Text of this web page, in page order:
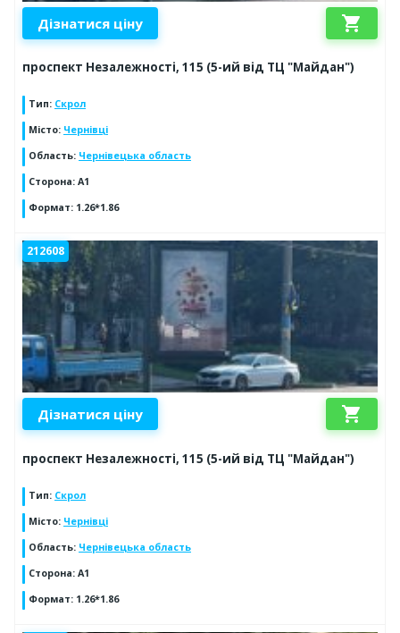
Дізнатися ціну shopping_cart
проспект Незалежності, 115 (5-ий від ТЦ "Майдан")
Тип: Скрол
Місто: Чернівці
Область: Чернівецька область
Сторона: А1
Формат: 1.26*1.86
212608
Дізнатися ціну shopping_cart
проспект Незалежності, 115 (5-ий від ТЦ "Майдан")
Тип: Скрол
Місто: Чернівці
Область: Чернівецька область
Сторона: А1
Формат: 1.26*1.86